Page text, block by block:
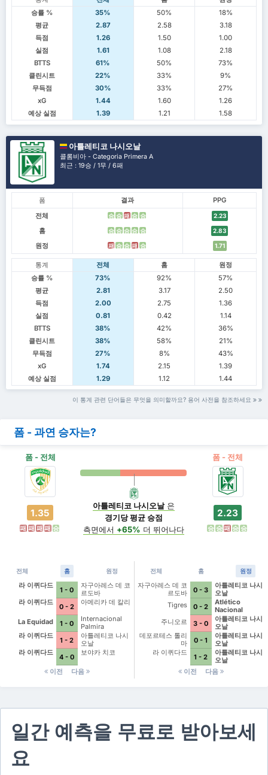
승률 %
35% 50%
18%
평균
2.87 2.58
3.18
득점
1.26 1.50
1.00
실점
1.61 1.08
2.18
BTTS
61% 50%
73%
클린시트
22% 33%
9%
무득점
30% 33%
27%
xG
1.44 1.60
1.26
예상 실점
1.39 1.21 1.58
아틀레티코 나시오날
콜롬비아 - Categoria Primera A
최근 : 19승 / 1무 / 6패
폼 결과
PPG
전체
승 승 패 승 승 2.23
홈 승 승 승 승 승 2.83
원정 패 승 승 패 승 1.71
통계 전체 홈
원정
승률 %
73% 92%
57%
평균
2.81 3.17
2.50
득점
2.00 2.75
1.36
실점
0.81 0.42
1.14
BTTS
38% 42%
36%
클린시트
38% 58%
21%
무득점
27% 8%
43%
xG
1.74 2.15
1.39
예상 실점
1.29 1.12 1.44
이 통계 관련 단어들은 무엇을 의미할까요? 용어 사전을 참조하세요
폼 - 과연 승자는?
폼 - 전체 폼 - 전체
1.35
패 패 패 패 승
아틀레티코 나시오날은
경기당 평균 승점
측면에서 +65% 더 뛰어나다
2.23
승 승 패 승 승
전체 홈 원정
라 이퀴다드
1 - 0
자구아레스 데 코
르도바
라 이퀴다드
0 - 2
아메리카 데 칼리
La Equidad 1 - 0
Internacional
Palmira
라 이퀴다드
1 - 2
아틀레티코 나시
오날
라 이퀴다드
4 - 0
보야카 치코
이전 다음
전체 홈 원정
자구아레스 데 코
르도바
0 - 3
아틀레티코 나시
오날
Tigres
0 - 2
Atlético
Nacional
주니오르
3 - 0
아틀레티코 나시
오날
데포르테스 톨리
마
0 - 1
아틀레티코 나시
오날
라 이퀴다드
1 - 2
아틀레티코 나시
오날
이전
다음
일간 예측을 무료로 받아보세
요